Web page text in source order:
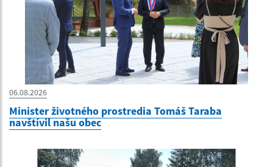
06.08.2026
Minister životného prostredia Tomáš Taraba
navštívil našu obec